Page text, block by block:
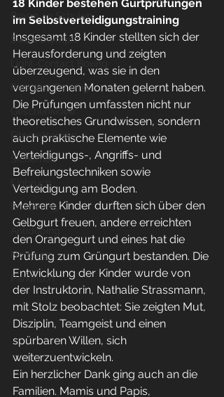
Boxen an Schulen
Swiss Olympic
Light-Contact Boxing
Personal Training
Geschenkidee
Fitnesstraining
Sicherheit
Einbruch
Ernährung
Antidoping
No drugs
Parkinson
18 Kinder bestehen Gurtprüfungen
im Selbstverteidigungstraining
Insgesamt 18 Kinder stellten sich der
Herausforderung und zeigten
überzeugend, was sie in den
vergangenen Monaten gelernt haben.
Die Prüfungen umfassten nicht nur
theoretisches Grundwissen, sondern
auch praktische Elemente wie
Verteidigungs-, Angriffs- und
Befreiungstechniken sowie
Verteidigung am Boden.
Mehrere Kinder durften sich über den
Gelbgurt freuen, andere erreichten
den Orangegurt und eines hat die
Prüfung zum Grüngurt bestanden. Die
Entwicklung der Kinder wurde von
der Instruktorin, Nathalie Strassmann,
mit Stolz beobachtet: Sie zeigten Mut,
Disziplin, Teamgeist und einen
spürbaren Willen, sich
weiterzuentwickeln.
Ein herzlicher Dank ging auch an die
Familien. Mamis und Papis,